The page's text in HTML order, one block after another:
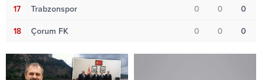
17 Trabzonspor 0 0 0
18 Çorum FK 0 0 0